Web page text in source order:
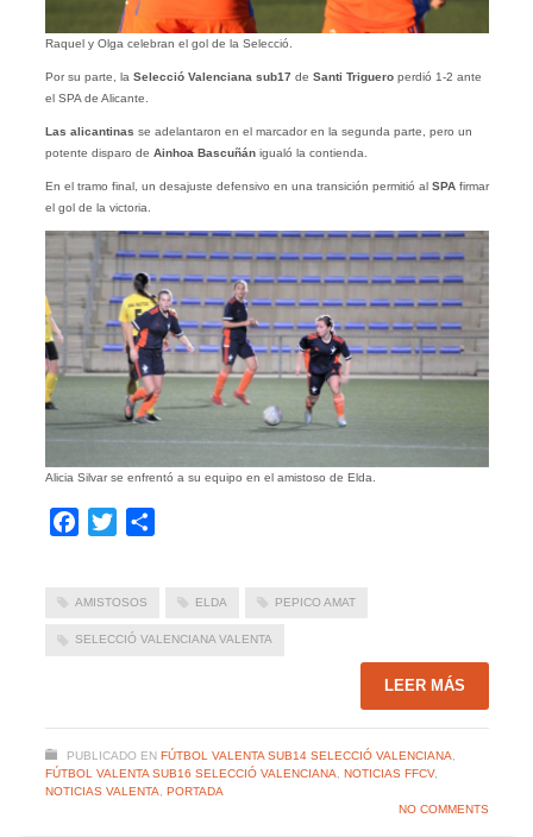
Raquel y Olga celebran el gol de la Selecció.
Por su parte, la Selecció Valenciana sub17 de Santi Trigueroperdió 1-2 ante
el SPA de Alicante.
Las alicantinas se adelantaron en el marcador en la segunda parte, pero un
potente disparo de Ainhoa Bascuñánigualó la contienda.
En el tramo final, un desajuste defensivo en una transición permitió al SPAfirmar
el gol de la victoria.
Alicia Silvar se enfrentó a su equipo en el amistoso de Elda.
Facebook
Twitter
AMISTOSOS ELDA PEPICO AMAT
SELECCIÓ VALENCIANA VALENTA
LEER MÁS
PUBLICADO EN FÚTBOL VALENTA SUB14 SELECCIÓ VALENCIANA
FÚTBOL VALENTA SUB16 SELECCIÓ VALENCIANA
NOTICIAS FFCV,
NOTICIAS VALENTA
PORTADA
NO COMMENTS